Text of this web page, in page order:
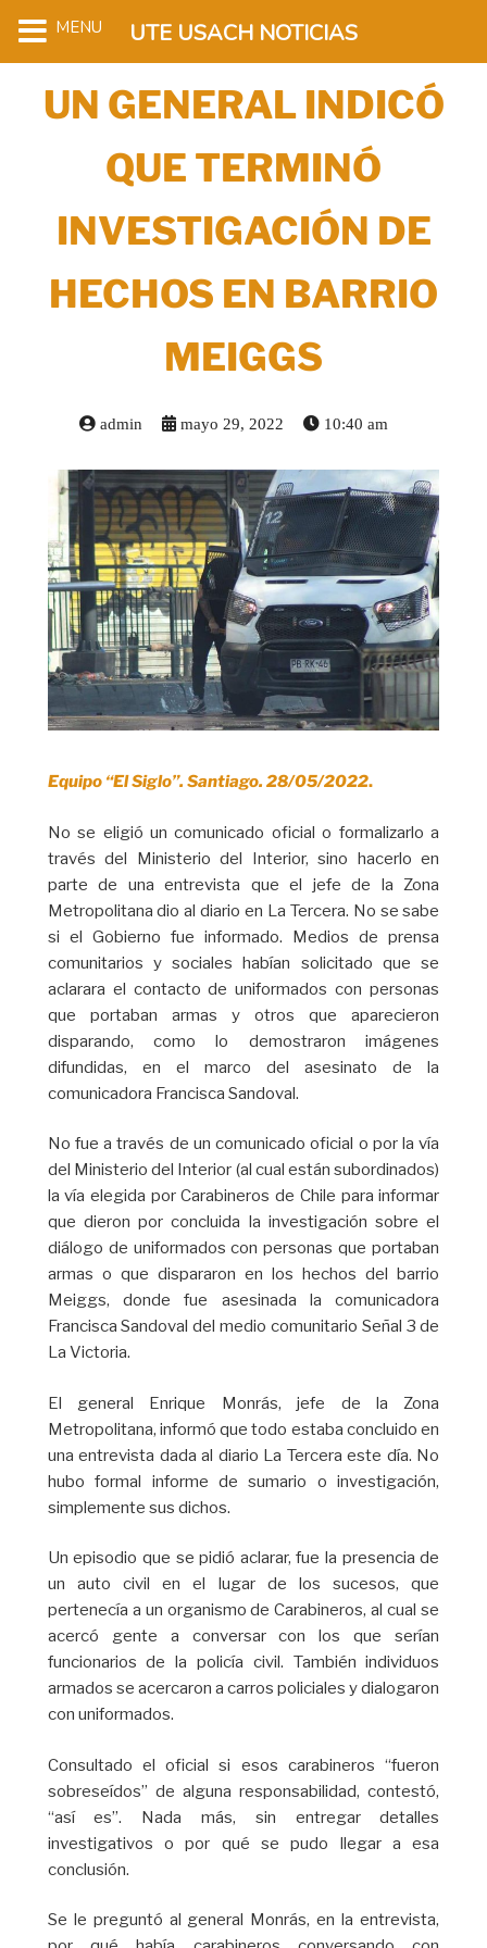
UN GENERAL INDICÓ
QUE TERMINÓ
INVESTIGACIÓN DE
HECHOS EN BARRIO
MEIGGS
admin mayo 29, 2022 10:40 am
Equipo “El Siglo”. Santiago. 28/05/2022.
No se eligió un comunicado oficial o formalizarlo a
través del Ministerio del Interior, sino hacerlo en
parte de una entrevista que el jefe de la Zona
Metropolitana dio al diario en La Tercera. No se sabe
si el Gobierno fue informado. Medios de prensa
comunitarios y sociales habían solicitado que se
aclarara el contacto de uniformados con personas
que portaban armas y otros que aparecieron
disparando, como lo demostraron imágenes
difundidas, en el marco del asesinato de la
comunicadora Francisca Sandoval.
No fue a través de un comunicado oficial o por la vía
del Ministerio del Interior (al cual están subordinados)
la vía elegida por Carabineros de Chile para informar
que dieron por concluida la investigación sobre el
diálogo de uniformados con personas que portaban
armas o que dispararon en los hechos del barrio
Meiggs, donde fue asesinada la comunicadora
Francisca Sandoval del medio comunitario Señal 3 de
La Victoria.
El general Enrique Monrás, jefe de la Zona
Metropolitana, informó que todo estaba concluido en
una entrevista dada al diario La Tercera este día. No
hubo formal informe de sumario o investigación,
simplemente sus dichos.
Un episodio que se pidió aclarar, fue la presencia de
un auto civil en el lugar de los sucesos, que
pertenecía a un organismo de Carabineros, al cual se
acercó gente a conversar con los que serían
funcionarios de la policía civil. También individuos
armados se acercaron a carros policiales y dialogaron
con uniformados.
Consultado el oficial si esos carabineros “fueron
sobreseídos” de alguna responsabilidad, contestó,
“así es”. Nada más, sin entregar detalles
investigativos o por qué se pudo llegar a esa
conclusión.
Se le preguntó al general Monrás, en la entrevista,
MENU UTE USACH NOTICIAS